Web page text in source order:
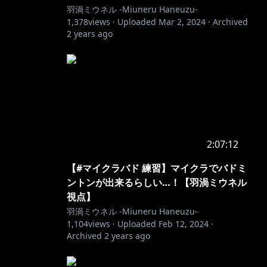
羽渦ミウネル -Miuneru Haneuzu-
1,378views · Uploaded Mar 2, 2024 · Archived
2 years ago
2:07:12
【#マイクラバド 練習】マイクラでバドミ
ントンが出来るらしい…！【羽渦ミウネル
視点】
羽渦ミウネル -Miuneru Haneuzu-
1,104views · Uploaded Feb 12, 2024 ·
Archived 2 years ago